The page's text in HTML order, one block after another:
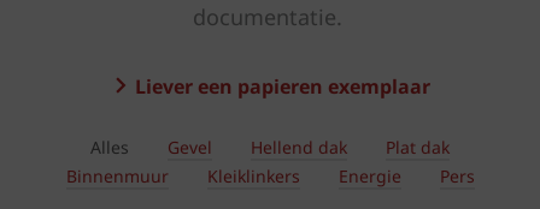
documentatie.
Liever een papieren exemplaar
Alles Gevel Hellend dak
Plat dak
Binnenmuur
Kleiklinkers Energie Pers